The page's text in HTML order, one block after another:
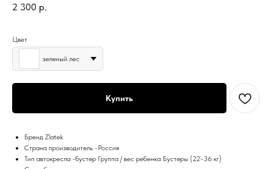
2 300 р.
Цвет
зеленый лес
Купить
Бренд Zlatek
Страна производитель -Россия
Тип автокресла -бустер Группа / вес ребенка Бустеры (22-36 кг)